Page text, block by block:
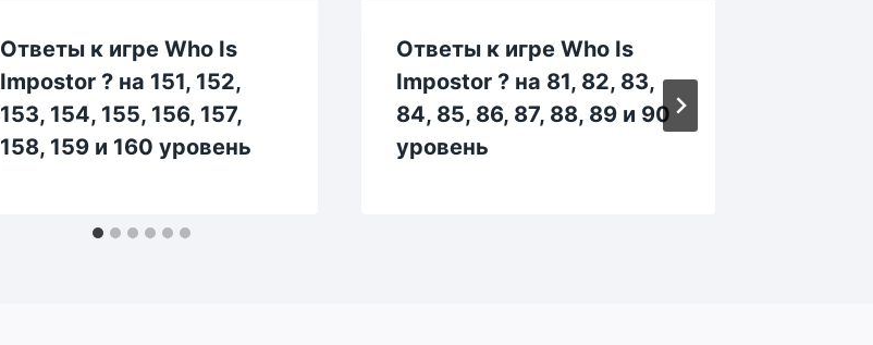
Ответы к игре Who Is
Impostor ? на 151, 152,
153, 154, 155, 156, 157,
158, 159 и 160 уровень
Ответы к игре Who Is
Impostor ? на 81, 82, 83,
84, 85, 86, 87, 88, 89 и 90
уровень